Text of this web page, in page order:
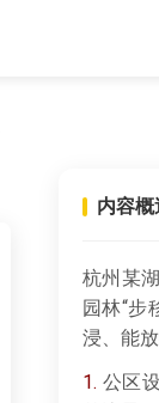
内容概
杭州某
园林“步
浸、能
1. 公区